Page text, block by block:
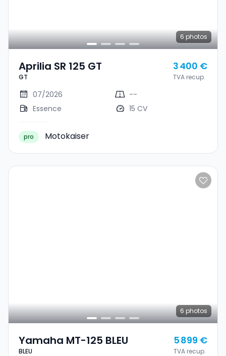
6 photos
Aprilia SR 125 GT
GT
3 400 €
TVA recup.
07/2026
--
Essence
15 CV
pro Motokaiser
6 photos
Yamaha MT-125 BLEU
BLEU
5 899 €
TVA recup.